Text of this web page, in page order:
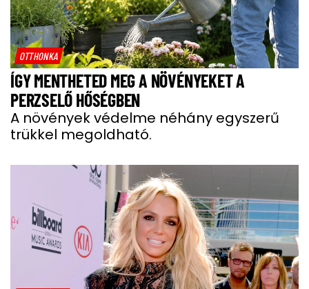
OTTHONKA
ÍGY MENTHETED MEG A NÖVÉNYEKET A
PERZSELŐ HŐSÉGBEN
A növények védelme néhány egyszerű
trükkel megoldható.